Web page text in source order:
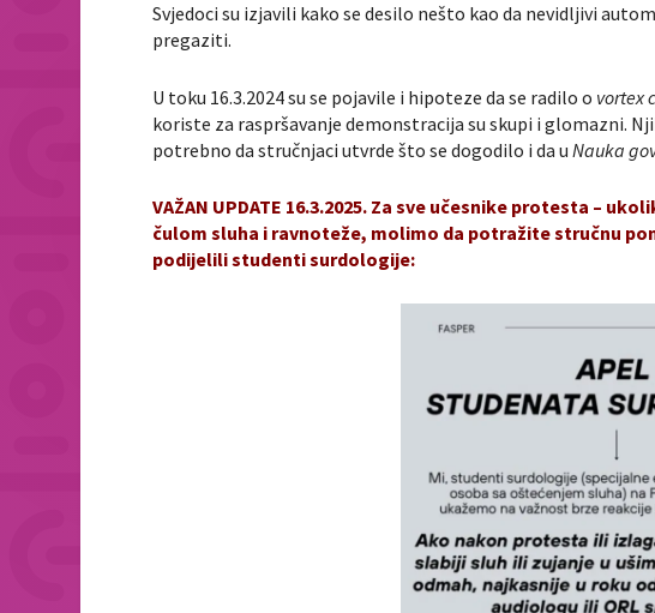
Svjedoci su izjavili kako se desilo nešto kao da nevidljivi
pregaziti.
U toku 16.3.2024 su se pojavile i hipoteze da se radilo o vortex
koriste za raspršavanje demonstracija su skupi i glomazni.
potrebno da stručnjaci utvrde što se dogodilo i da uNauka
VAŽAN UPDATE 16.3.2025. Za sve učesnike protesta –
čulom sluha i ravnoteže, molimo da potražite stručnu
podijelili studenti surdologije: